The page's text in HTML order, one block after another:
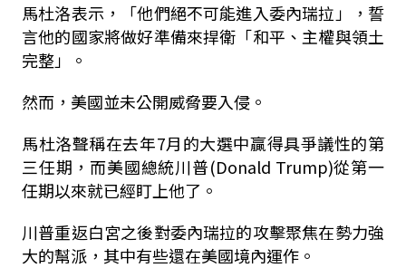
馬杜洛表示，「他們絕不可能進入委內瑞拉」，誓
言他的國家將做好準備來捍衛「和平、主權與領土
完整」。
然而，美國並未公開威脅要入侵。
馬杜洛聲稱在去年7月的大選中贏得具爭議性的第
三任期，而美國總統川普(Donald Trump)從第一
任期以來就已經盯上他了。
川普重返白宮之後對委內瑞拉的攻擊聚焦在勢力強
大的幫派，其中有些還在美國境內運作。